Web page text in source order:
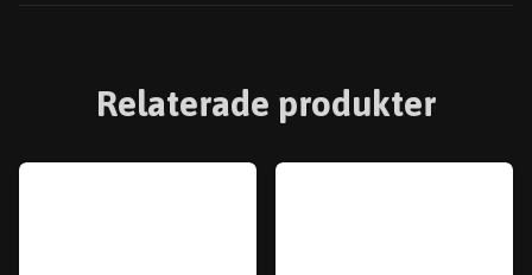
Relaterade produkter